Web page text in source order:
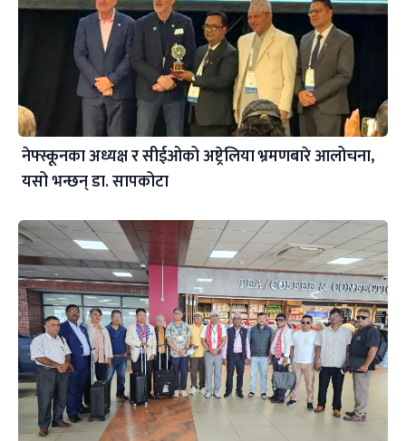
नेफ्स्कूनका अध्यक्ष र सीईओको अष्ट्रेलिया भ्रमणबारे आलोचना,
यसो भन्छन् डा‍. सापकोटा